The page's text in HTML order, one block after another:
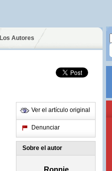
Los Autores
Ver el artículo original
Denunciar
Sobre el autor
Ronnie